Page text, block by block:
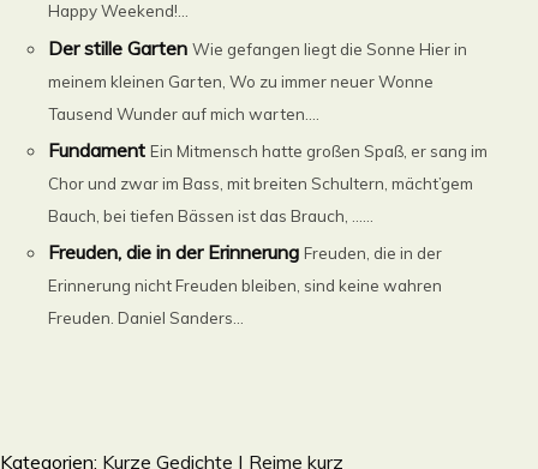
Happy Weekend!...
Der stille Garten Wie gefangen liegt die Sonne Hier in
meinem kleinen Garten, Wo zu immer neuer Wonne
Tausend Wunder auf mich warten....
Fundament Ein Mitmensch hatte großen Spaß, er sang im
Chor und zwar im Bass, mit breiten Schultern, mächt’gem
Bauch, bei tiefen Bässen ist das Brauch, ......
Freuden, die in der Erinnerung Freuden, die in der
Erinnerung nicht Freuden bleiben, sind keine wahren
Freuden. Daniel Sanders...
Kategorien: Kurze Gedichte | Reime kurz